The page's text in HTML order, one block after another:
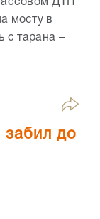
мосту в
с тарана –
до